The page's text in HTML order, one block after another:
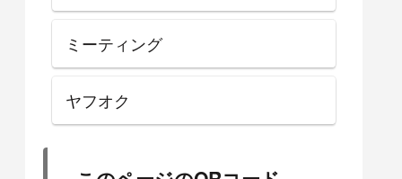
ミーティング
ヤフオク